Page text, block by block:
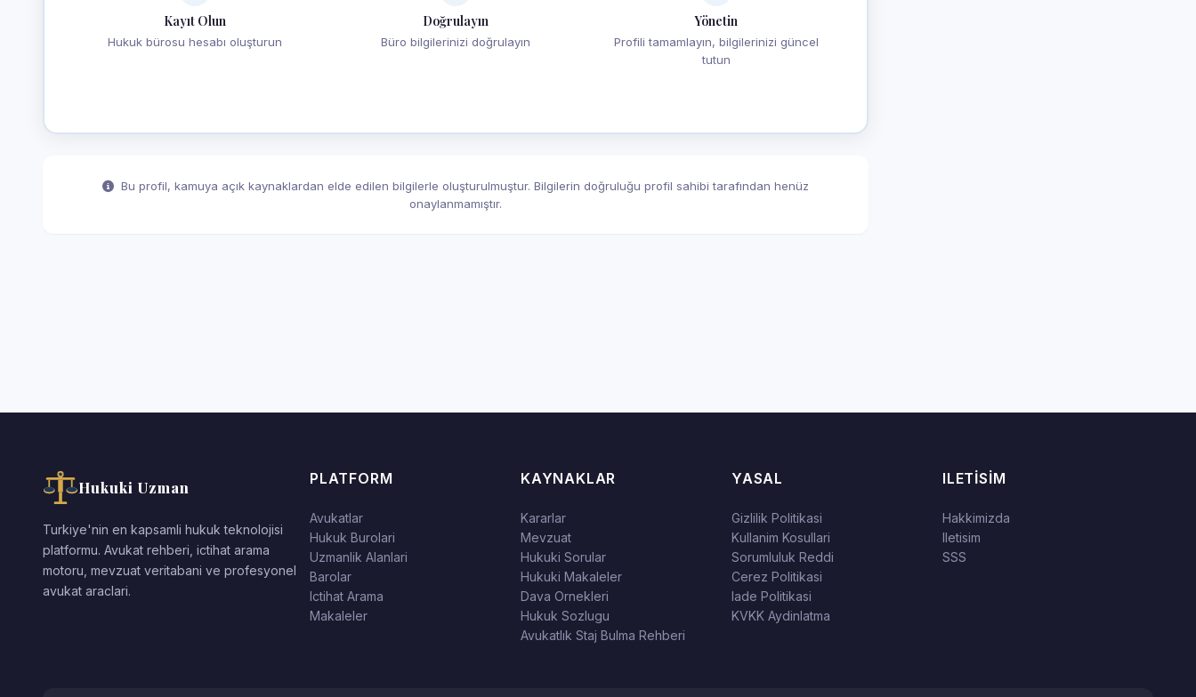
Kayıt Olun
Hukuk bürosu hesabı oluşturun
Doğrulayın
Büro bilgilerinizi doğrulayın
Yönetin
Profili tamamlayın, bilgilerinizi güncel
tutun
Bu profil, kamuya açık kaynaklardan elde edilen bilgilerle oluşturulmuştur. Bilgilerin doğruluğu profil sahibi tarafından henüz
onaylanmamıştır.
Hukuki Uzman
Turkiye'nin en kapsamli hukuk teknolojisi
platformu. Avukat rehberi, ictihat arama
motoru, mevzuat veritabani ve profesyonel
avukat araclari.
PLATFORM
Avukatlar
Hukuk Burolari
Uzmanlik Alanlari
Barolar
Ictihat Arama
Makaleler
KAYNAKLAR
Kararlar
Mevzuat
Hukuki Sorular
Hukuki Makaleler
Dava Ornekleri
Hukuk Sozlugu
Avukatlık Staj Bulma Rehberi
YASAL
Gizlilik Politikasi
Kullanim Kosullari
Sorumluluk Reddi
Cerez Politikasi
Iade Politikasi
KVKK Aydinlatma
ILETISIM
Hakkimizda
Iletisim
SSS